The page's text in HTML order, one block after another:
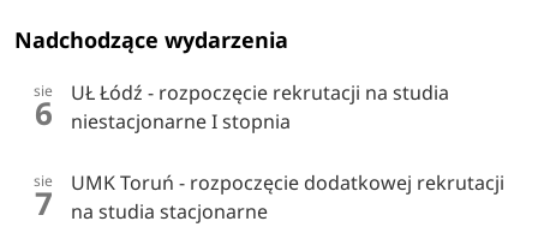
Nadchodzące wydarzenia
sie
6
UŁ Łódź - rozpoczęcie rekrutacji na studia
niestacjonarne I stopnia
sie
7
UMK Toruń - rozpoczęcie dodatkowej rekrutacji
na studia stacjonarne